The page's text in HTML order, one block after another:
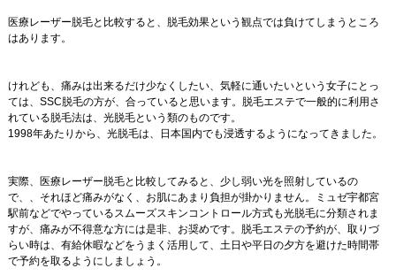
医療レーザー脱毛と比較すると、脱毛効果という観点では負けてしまうところ
はあります。
けれども、痛みは出来るだけ少なくしたい、気軽に通いたいという女子にとっ
ては、SSC脱毛の方が、合っていると思います。脱毛エステで一般的に利用さ
れている脱毛法は、光脱毛という類のものです。
1998年あたりから、光脱毛は、日本国内でも浸透するようになってきました。
実際、医療レーザー脱毛と比較してみると、少し弱い光を照射しているの
で、、それほど痛みがなく、お肌にあまり負担が掛かりません。ミュゼ宇都宮
駅前などでやっているスムーズスキンコントロール方式も光脱毛に分類されま
すが、痛みが不得意な方には是非、お奨めです。脱毛エステの予約が、取りづ
らい時は、有給休暇などをうまく活用して、土日や平日の夕方を避けた時間帯
で予約を取るようにしましょう。